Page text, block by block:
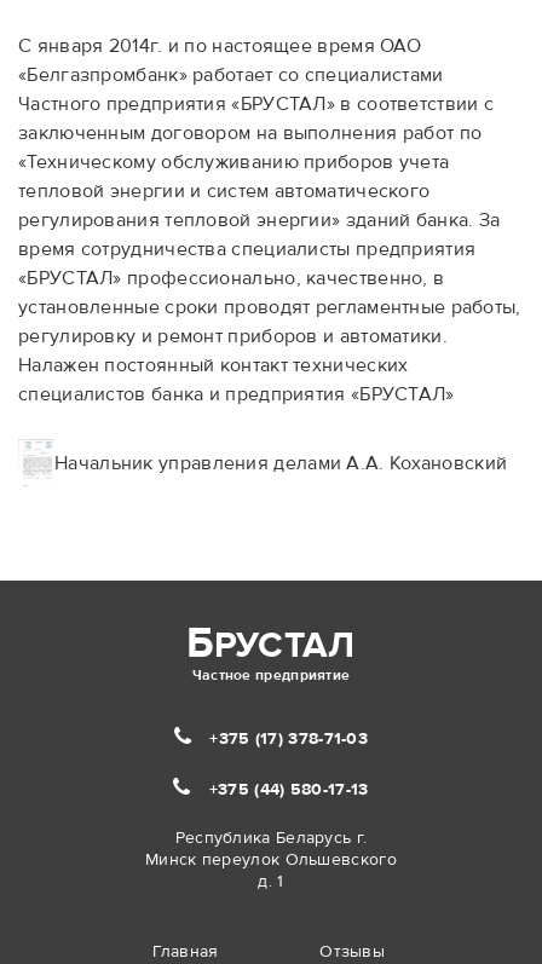
С января 2014г. и по настоящее время ОАО
«Белгазпромбанк» работает со специалистами
Частного предприятия «БРУСТАЛ» в соответствии с
заключенным договором на выполнения работ по
«Техническому обслуживанию приборов учета
тепловой энергии и систем автоматического
регулирования тепловой энергии» зданий банка. За
время сотрудничества специалисты предприятия
«БРУСТАЛ» профессионально, качественно, в
установленные сроки проводят регламентные работы,
регулировку и ремонт приборов и автоматики.
Налажен постоянный контакт технических
специалистов банка и предприятия «БРУСТАЛ»
Начальник управления делами А.А. Кохановский
БРУСТАЛ
Частное предприятие
+375 (17) 378-71-03
+375 (44) 580-17-13
Республика Беларусь г.
Минск переулок Ольшевского
д. 1
Главная Отзывы